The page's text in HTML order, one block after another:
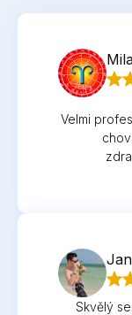
Velmi
Skvělý